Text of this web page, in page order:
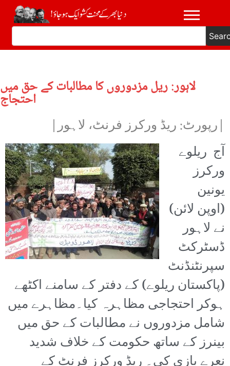
لاہور: ریل مزدوروں کا مطالبات کے حق میں
احتجاج
|رپورٹ: ریڈ ورکرز فرنٹ، لاہور|
آج ریلوے
ورکرز
یونین
(اوپن لائن)
نے لاہور
ڈسٹرکٹ
سپرنٹنڈنٹ
(پاکستان ریلوے) کے دفتر کے سامنے اکٹھے
ہوکر احتجاجی مظاہرہ کیا۔مظاہرے میں
شامل مزدوروں نے مطالبات کے حق میں
بینرز کے ساتھ حکومت کے خلاف شدید